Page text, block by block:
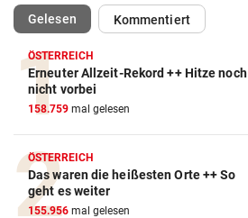
Gelesen(ausgewählt)Kommentiert
ÖSTERREICH
Erneuter Allzeit-Rekord ++ Hitze noch
nicht vorbei
158.759 mal gelesen
ÖSTERREICH
Das waren die heißesten Orte ++ So
geht es weiter
155.956 mal gelesen